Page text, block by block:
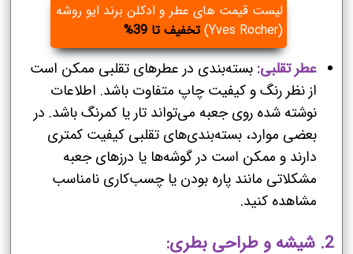
لیست قیمت های عطر و ادکلن برند ایو روشه
(Yves Rocher)
تخفیف تا 39%
عطر تقلبی: بسته‌بندی در عطرهای تقلبی ممکن است
از نظر رنگ و کیفیت چاپ متفاوت باشد. اطلاعات
نوشته شده روی جعبه می‌تواند تار یا کمرنگ باشد. در
بعضی موارد، بسته‌بندی‌های تقلبی کیفیت کمتری
دارند و ممکن است در گوشه‌ها یا درزهای جعبه
مشکلاتی مانند پاره بودن یا چسب‌کاری نامناسب
مشاهده کنید.
2. شیشه و طراحی بطری: